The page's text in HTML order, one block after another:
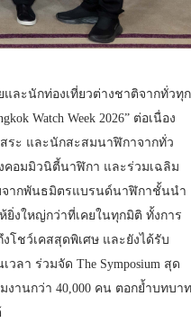
และนักท่องเที่ยวต่างชาติจากทั่วทุก
Watch Week 2026” ต่อเนื่อง
ระ และนักสะสมนาฬิกาจากทั่ว
คอมมิวนิตี้นาฬิกา และร่วมเฉลิม
จากพันธมิตรแบรนด์นาฬิกาชั้นนำ
ยิ่งใหญ่กว่าที่เคยในทุกมิติ ทั้งการ
ชว์เคสสุดพิเศษ และยังได้รับ
วลา ร่วมจัด The Symposium สุด
านกว่า 40,000 คน ตอกย้ำบทบาท